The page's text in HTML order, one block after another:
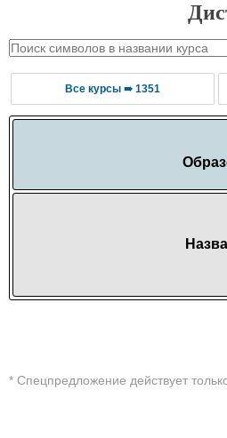
Все курсы ➠ 1351
* Cпецпредложение действует